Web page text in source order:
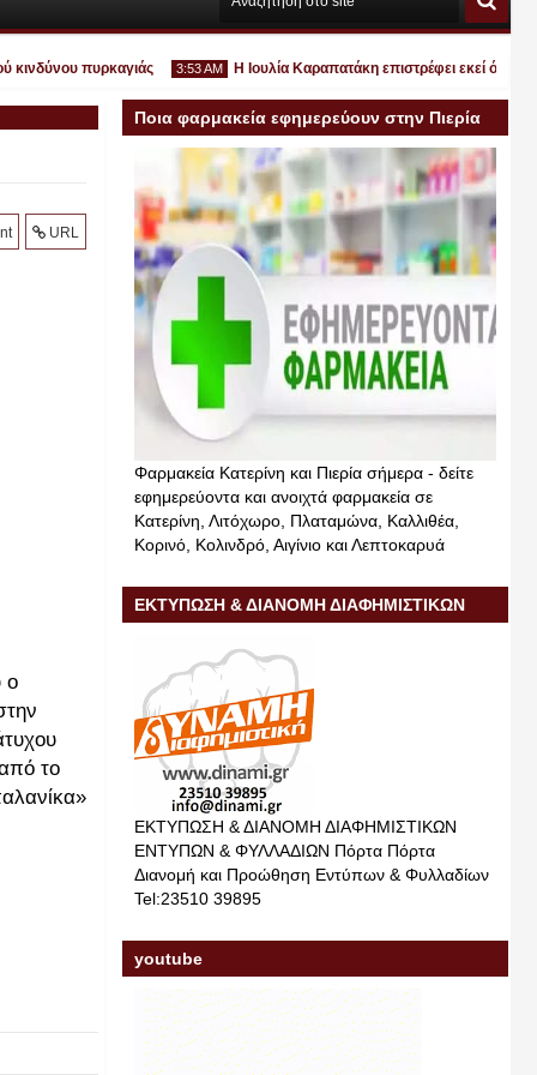
πυρκαγιάς 3:53 AM
30 2026
Η Ιουλία Καραπατάκη επιστρέφει εκεί όπου
URL
ο
το
Ποια φαρμακεία εφημερεύουν στην Πιερία
σήμερα
Φαρμακεία Κατερίνη και Πιερία σήμερα - δείτε
εφημερεύοντα και ανοιχτά φαρμακεία σε
Κατερίνη, Λιτόχωρο, Πλαταμώνα, Καλλιθέα,
Κορινό, Κολινδρό, Αιγίνιο και Λεπτοκαρυά
ΕΚΤΥΠΩΣΗ & ΔΙΑΝΟΜΗ ΔΙΑΦΗΜΙΣΤΙΚΩΝ
ΕΚΤΥΠΩΣΗ & ΔΙΑΝΟΜΗ ΔΙΑΦΗΜΙΣΤΙΚΩΝ
ΕΝΤΥΠΩΝ & ΦΥΛΛΑΔΙΩΝ Πόρτα Πόρτα
Διανομή και Προώθηση Εντύπων & Φυλλαδίων
Tel:23510 39895
youtube